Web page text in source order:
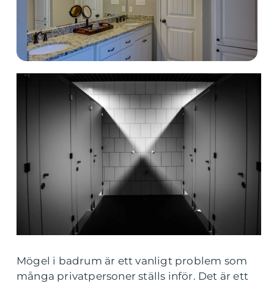
Mögel i badrum är ett vanligt problem som
många privatpersoner ställs inför. Det är ett